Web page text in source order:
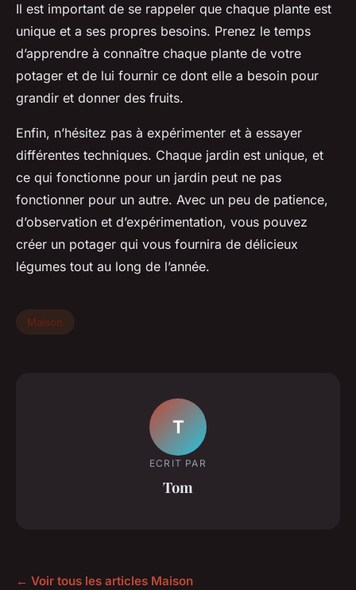
Il est important de se rappeler que chaque plante est
unique et a ses propres besoins. Prenez le temps
d’apprendre à connaître chaque plante de votre
potager et de lui fournir ce dont elle a besoin pour
grandir et donner des fruits.
Enfin, n’hésitez pas à expérimenter et à essayer
différentes techniques. Chaque jardin est unique, et
ce qui fonctionne pour un jardin peut ne pas
fonctionner pour un autre. Avec un peu de patience,
d’observation et d’expérimentation, vous pouvez
créer un potager qui vous fournira de délicieux
légumes tout au long de l’année.
Maison
T
ECRIT PAR
Tom
← Voir tous les articles Maison